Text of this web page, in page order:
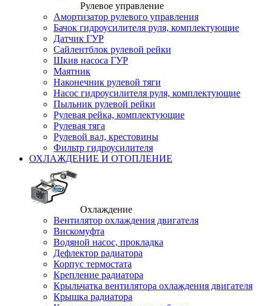
Рулевое управление
Амортизатор рулевого управления
Бачок гидроусилителя руля, комплектующие
Датчик ГУР
Сайлентблок рулевой рейки
Шкив насоса ГУР
Маятник
Наконечник рулевой тяги
Насос гидроусилителя руля, комплектующие
Пыльник рулевой рейки
Рулевая рейка, комплектующие
Рулевая тяга
Рулевой вал, крестовины
Фильтр гидроусилителя
ОХЛАЖДЕНИЕ И ОТОПЛЕНИЕ
Охлаждение
Вентилятор охлаждения двигателя
Вискомуфта
Водяной насос, прокладка
Дефлектор радиатора
Корпус термостата
Крепление радиатора
Крыльчатка вентилятора охлаждения двигателя
Крышка радиатора